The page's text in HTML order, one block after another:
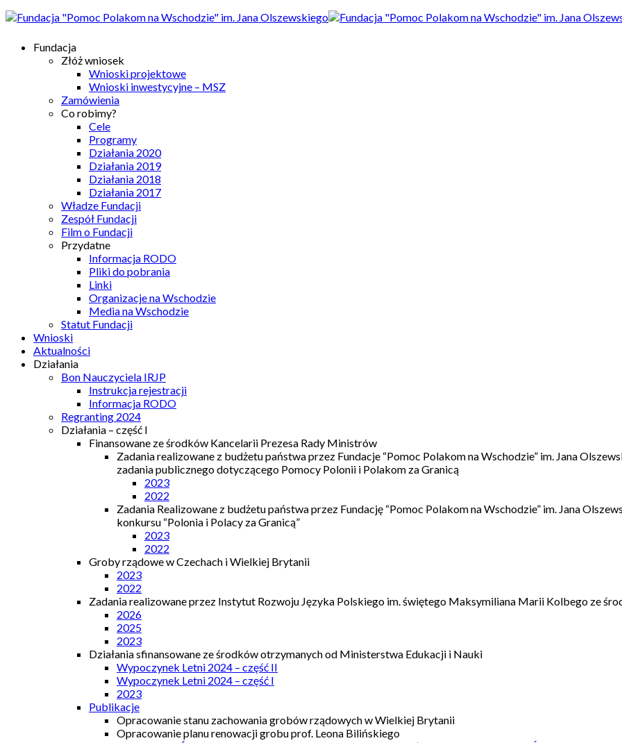
Fundacja
Złóż wniosek
Wnioski projektowe
Wnioski inwestycyjne – MSZ
Zamówienia
Co robimy?
Cele
Programy
Działania 2020
Działania 2019
Działania 2018
Działania 2017
Władze Fundacji
Zespół Fundacji
Film o Fundacji
Przydatne
Informacja RODO
Pliki do pobrania
Linki
Organizacje na Wschodzie
Media na Wschodzie
Statut Fundacji
Wnioski
Aktualności
Działania
Bon Nauczyciela IRJP
Instrukcja rejestracji
Informacja RODO
Regranting 2024
Działania – część I
Finansowane ze środków Kancelarii Prezesa Rady Ministrów
Zadania realizowane z budżetu państwa przez Fundacje “Pomoc Polakom na Wschodzie” im. Jana
zadania publicznego dotyczącego Pomocy Polonii i Polakom za Granicą
2023
2022
Zadania Realizowane z budżetu państwa przez Fundację “Pomoc Polakom na Wschodzie” im. Jana
konkursu “Polonia i Polacy za Granicą”
2023
2022
Groby rządowe w Czechach i Wielkiej Brytanii
2023
2022
Zadania realizowane przez Instytut Rozwoju Języka Polskiego im. świętego Maksymiliana Marii Kolbego ze
2026
2025
2023
Działania sfinansowane ze środków otrzymanych od Ministerstwa Edukacji i Nauki
Wypoczynek Letni 2024 – część II
Wypoczynek Letni 2024 – część I
2023
Publikacje
Opracowanie stanu zachowania grobów rządowych w Wielkiej Brytanii
Opracowanie planu renowacji grobu prof. Leona Bilińskiego